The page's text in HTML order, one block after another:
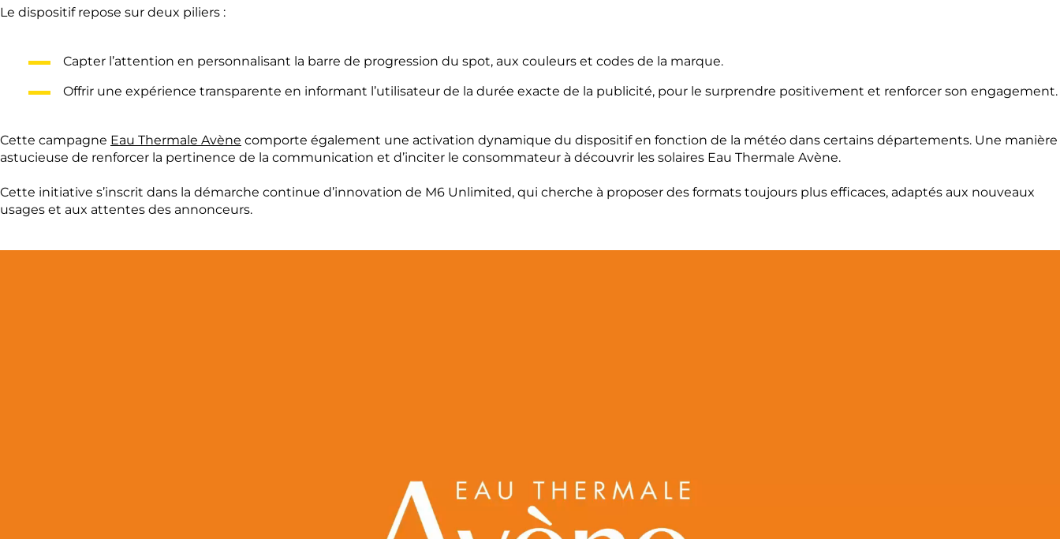
Le dispositif repose sur deux piliers :
Capter l’attention en personnalisant la barre de progression du spot, aux couleurs et codes de la marque.
Offrir une expérience transparente en informant l’utilisateur de la durée exacte de la publicité, pour le surprendre positivement et renforcer son engagement.
Cette campagne Eau Thermale Avène comporte également une activation dynamique du dispositif en fonction de la météo dans certains départements. Une manière
astucieuse de renforcer la pertinence de la communication et d’inciter le consommateur à découvrir les solaires Eau Thermale Avène.
Cette initiative s’inscrit dans la démarche continue d’innovation de M6 Unlimited, qui cherche à proposer des formats toujours plus efficaces, adaptés aux nouveaux
usages et aux attentes des annonceurs.